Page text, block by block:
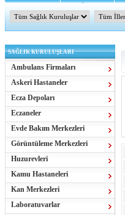
Sağlık TV - Video İletişim
SAĞLIK KURULUŞLARI
Ambulans Firmaları
Askeri Hastaneler
Ecza Depoları
Eczaneler
Evde Bakım Merkezleri
Görüntüleme Merkezleri
Huzurevleri
Kamu Hastaneleri
Kan Merkezleri
Laboratuvarlar